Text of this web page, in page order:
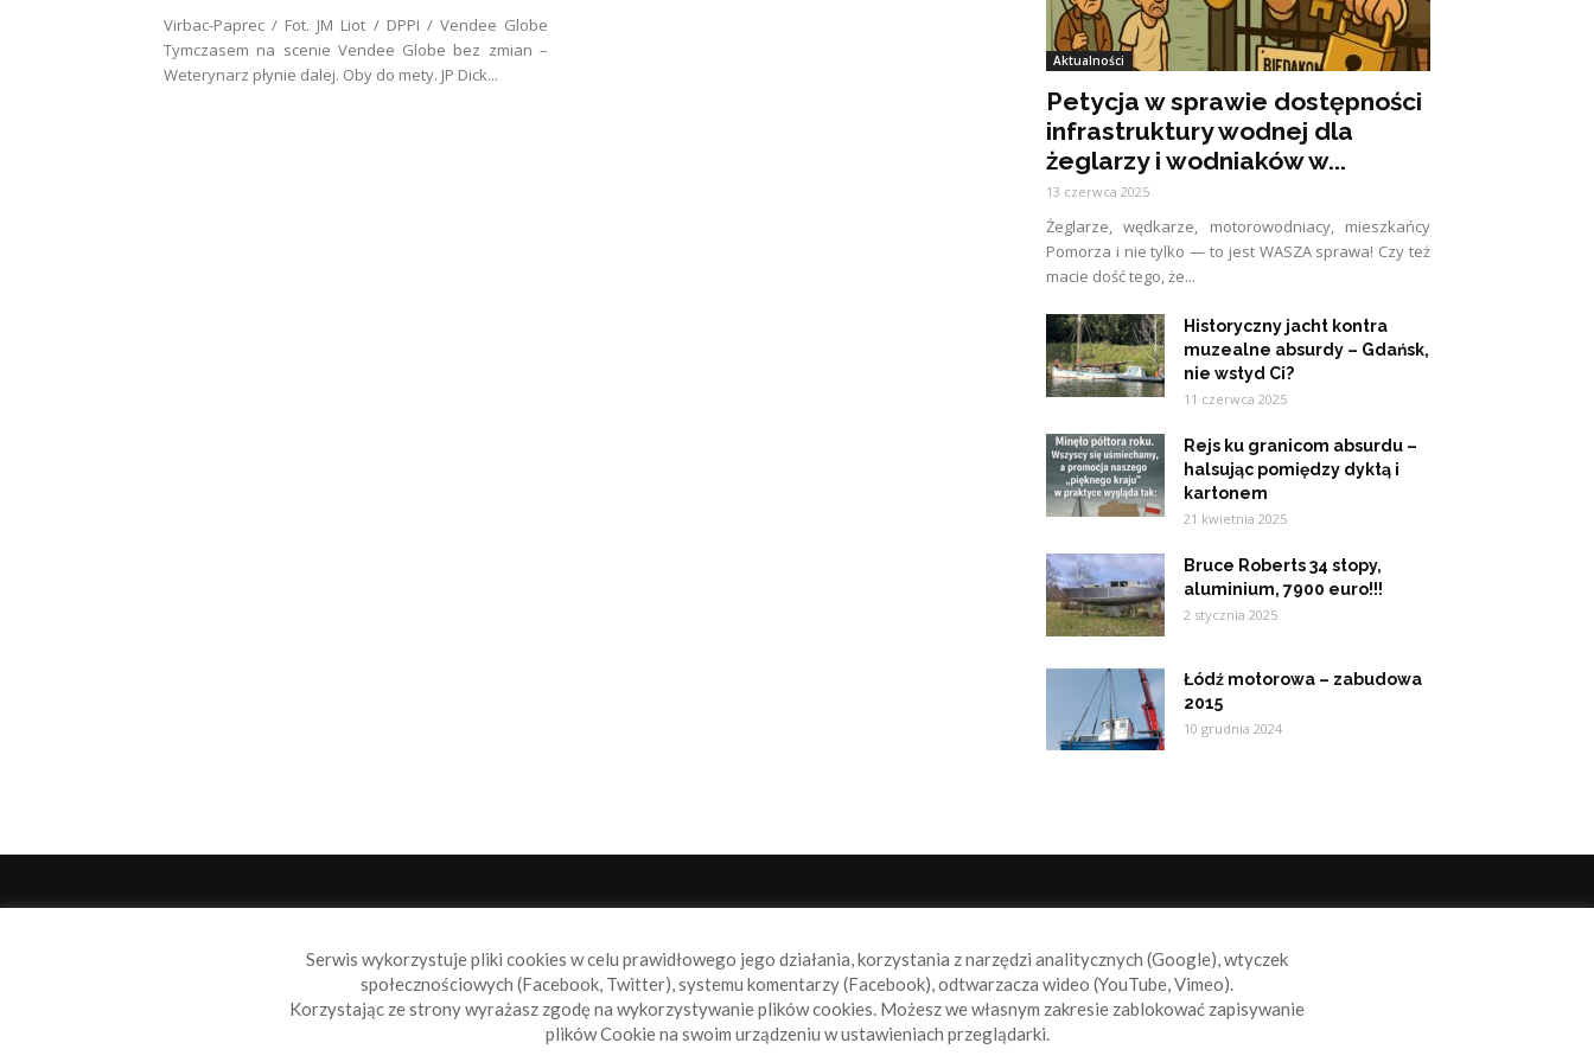
Virbac-Paprec / Fot. JM Liot / DPPI / Vendee Globe
Tymczasem na scenie Vendee Globe bez zmian –
Weterynarz płynie dalej. Oby do mety. JP Dick...
Aktualności
Petycja w sprawie dostępności
infrastruktury wodnej dla
żeglarzy i wodniaków w...
13 czerwca 2025
Żeglarze, wędkarze, motorowodniacy, mieszkańcy
Pomorza i nie tylko — to jest WASZA sprawa! Czy też
macie dość tego, że...
Historyczny jacht kontra
muzealne absurdy – Gdańsk,
nie wstyd Ci?
11 czerwca 2025
Rejs ku granicom absurdu –
halsując pomiędzy dyktą i
kartonem
21 kwietnia 2025
Bruce Roberts 34 stopy,
aluminium, 7900 euro!!!
2 stycznia 2025
Łódź motorowa – zabudowa
2015
10 grudnia 2024
Sailbook.pl to miejsce dla wszystkich, którzy szukają aktualnych
wiadomości ze świata żeglarstwa, świata motorowodniactwa i
nie tylko.
Serwis wykorzystuje pliki cookies w celu prawidłowego jego działania, korzystania z narzędzi analitycznych (Google), wtyczek
społecznościowych (Facebook, Twitter), systemu komentarzy (Facebook), odtwarzacza wideo (YouTube, Vimeo).
Korzystając ze strony wyrażasz zgodę na wykorzystywanie plików cookies. Możesz we własnym zakresie zablokować zapisywanie
plików Cookie na swoim urządzeniu w ustawieniach przeglądarki.